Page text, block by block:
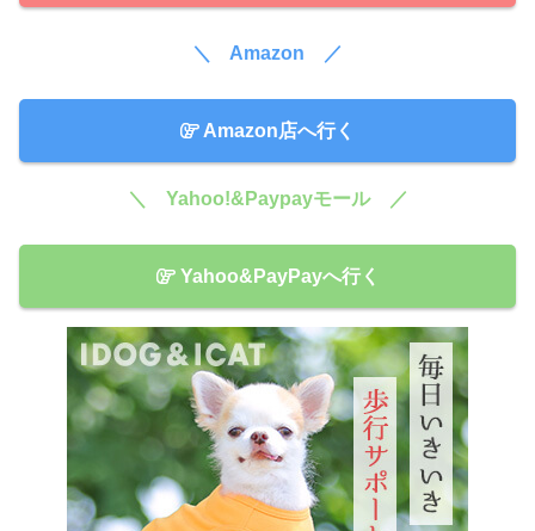
＼ Amazon ／
Amazon店へ行く
＼ Yahoo!&Paypayモール ／
Yahoo&PayPayへ行く